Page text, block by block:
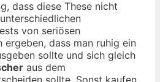
dass diese These nicht
von seriösen
ergeben, dass man ruhig ein
sollte und sich gleich
aus dem
sollte. Sonst kaufen